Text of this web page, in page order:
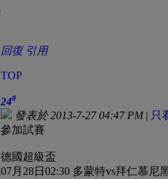
回復 引用
TOP
24#
發表於 2013-7-27 04:47 PM| 只
參加試賽
德國超級盃
07月28日02:30 多蒙特vs拜仁慕尼